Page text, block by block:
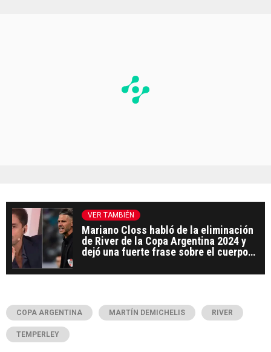
VER TAMBIÉN
Mariano Closs habló de la eliminación
de River de la Copa Argentina 2024 y
dejó una fuerte frase sobre el cuerpo
COPA ARGENTINA MARTÍN DEMICHELIS RIVER
TEMPERLEY